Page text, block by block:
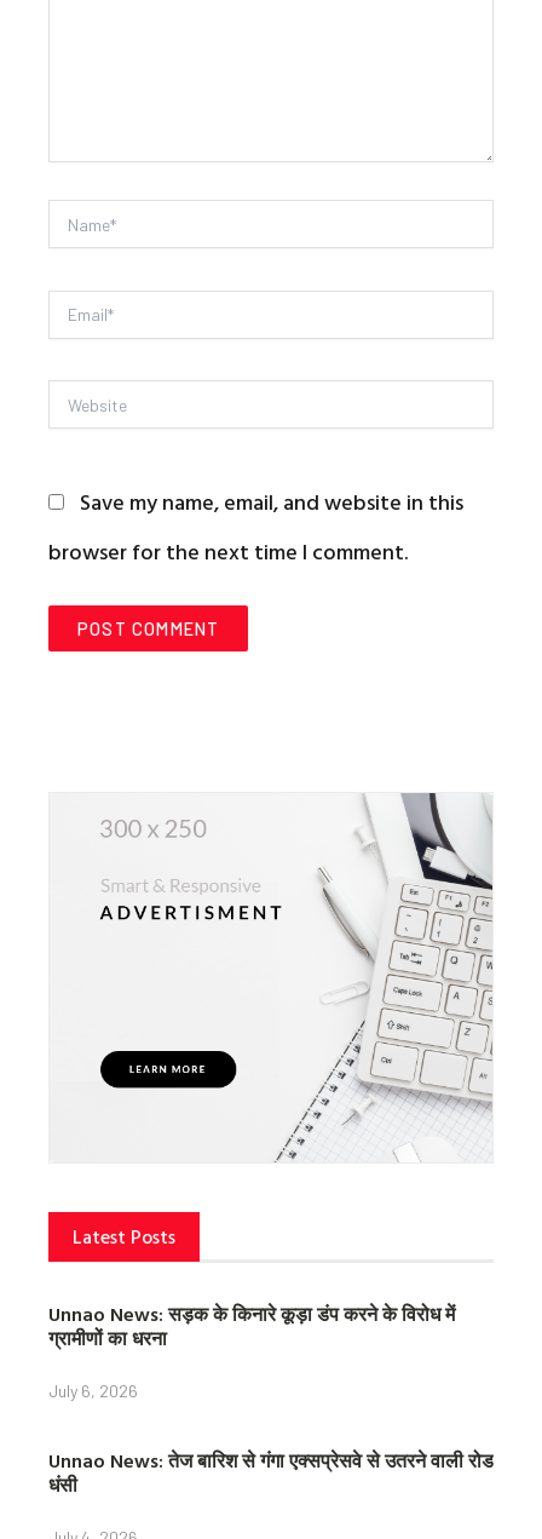
Name*
Email*
Website
Save my name, email, and website in this
browser for the next time I comment.
Latest Posts
Unnao News: सड़क के किनारे कूड़ा डंप करने के विरोध में
ग्रामीणों का धरना
July 6, 2026
Unnao News: तेज बारिश से गंगा एक्सप्रेसवे से उतरने वाली रोड
धंसी